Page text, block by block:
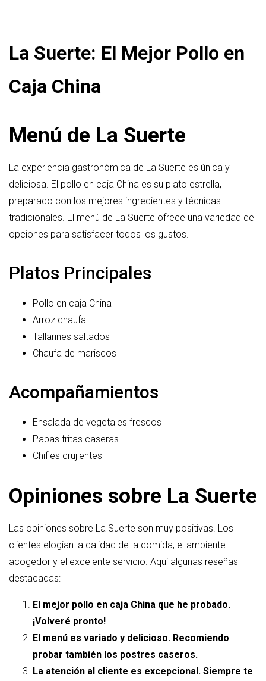
La Suerte: El Mejor Pollo en
Caja China
Menú de La Suerte
La experiencia gastronómica de La Suerte es única y
deliciosa. El pollo en caja China es su plato estrella,
preparado con los mejores ingredientes y técnicas
tradicionales. El menú de La Suerte ofrece una variedad de
opciones para satisfacer todos los gustos.
Platos Principales
Pollo en caja China
Arroz chaufa
Tallarines saltados
Chaufa de mariscos
Acompañamientos
Ensalada de vegetales frescos
Papas fritas caseras
Chifles crujientes
Opiniones sobre La Suerte
Las opiniones sobre La Suerte son muy positivas. Los
clientes elogian la calidad de la comida, el ambiente
acogedor y el excelente servicio. Aquí algunas reseñas
destacadas:
El mejor pollo en caja China que he probado.
¡Volveré pronto!
El menú es variado y delicioso. Recomiendo
probar también los postres caseros.
La atención al cliente es excepcional. Siempre te